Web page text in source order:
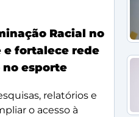
Racial no
e fortalece rede
esporte
relatórios e
o acesso à